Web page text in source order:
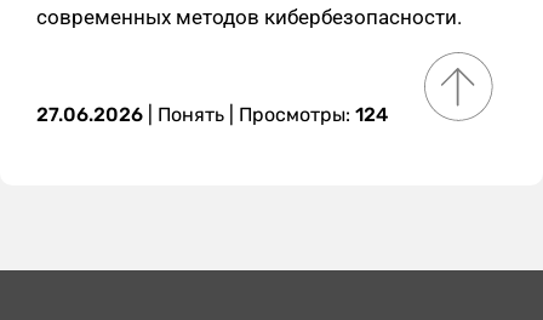
современных методов кибербезопасности.
27.06.2026 Понять | Просмотры: 124